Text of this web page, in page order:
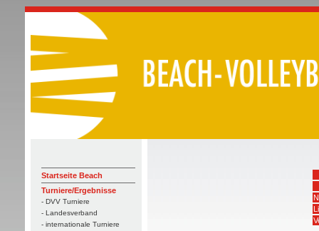
Startseite Beach
Turniere/Ergebnisse
- DVV Turniere
- Landesverband
- internationale Turniere